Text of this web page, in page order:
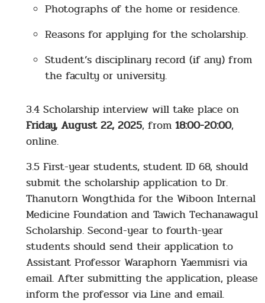
Photographs of the home or residence.
Reasons for applying for the scholarship.
Student’s disciplinary record (if any) from
the faculty or university.
3.4 Scholarship interview will take place on
Friday, August 22, 2025, from 18:00-20:00,
online.
3.5 First-year students, student ID 68, should
submit the scholarship application to Dr.
Thanutorn Wongthida for the Wiboon Internal
Medicine Foundation and Tawich Techanawagul
Scholarship. Second-year to fourth-year
students should send their application to
Assistant Professor Waraphorn Yaemmisri via
email. After submitting the application, please
inform the professor via Line and email.